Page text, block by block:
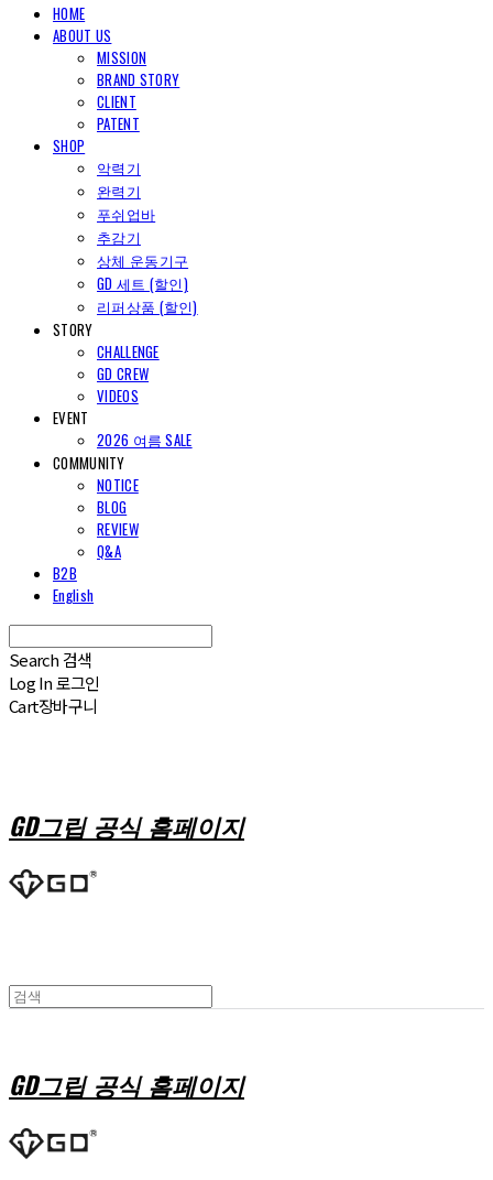
HOME
ABOUT US
MISSION
BRAND STORY
CLIENT
PATENT
SHOP
악력기
완력기
푸쉬업바
추감기
상체 운동기구
GD 세트 (할인)
리퍼상품 (할인)
STORY
CHALLENGE
GD CREW
VIDEOS
EVENT
2026 여름 SALE
COMMUNITY
NOTICE
BLOG
REVIEW
Q&A
B2B
English
Search 검색
Log In로그인
Cart장바구니
GD그립 공식 홈페이지
GD그립 공식 홈페이지